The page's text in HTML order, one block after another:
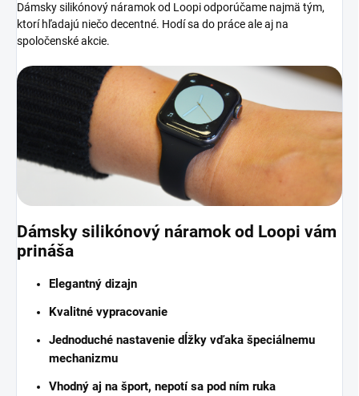
Dámsky silikónový náramok od Loopi odporúčame najmä tým,
ktorí hľadajú niečo decentné. Hodí sa do práce ale aj na
spoločenské akcie.
Dámsky silikónový náramok od Loopi vám
prináša
Elegantný dizajn
Kvalitné vypracovanie
Jednoduché nastavenie dĺžky vďaka špeciálnemu
mechanizmu
Vhodný aj na šport, nepotí sa pod ním ruka